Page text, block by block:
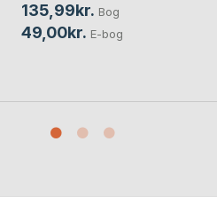
135,99kr. Bog
49,00kr. E-bog